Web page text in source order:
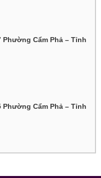
Phường Cẩm Phả – Tỉnh
Phường Cẩm Phả – Tỉnh